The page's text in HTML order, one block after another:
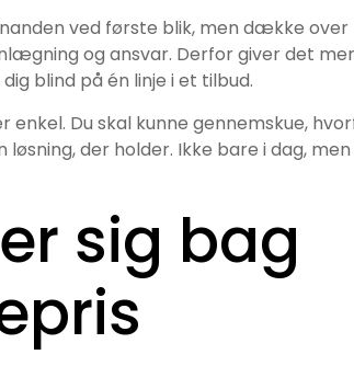
ved første blik, men dække over
og ansvar. Derfor giver det
blind på én linje i et tilbud.
Du skal kunne gennemskue,
der holder. Ikke bare i dag, men
sig bag